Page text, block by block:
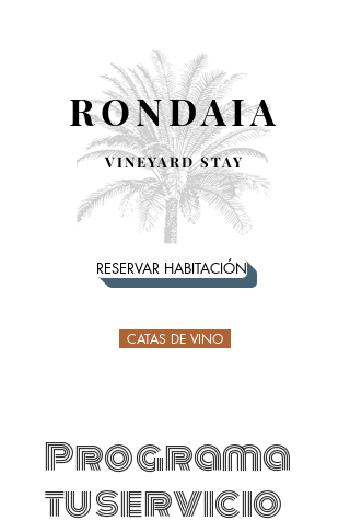
RONDAIA
VINEYARD STAY
RESERVAR HABITACIÓN
CATAS DE VINO
Programa
tu servicio